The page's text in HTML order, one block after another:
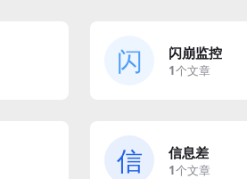
闪 闪崩监控
1个文章
信 信息差
1个文章